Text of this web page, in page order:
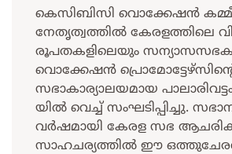
കെസിബിസി വൊക്കേഷൻ
നേതൃത്വത്തിൽ കേരളത്തിലെ
രൂപതകളിലെയും
വൊക്കേഷൻ
സഭാകാര്യാലയമായ
യിൽ വെച്ച് സംഘടിപ്പിച്ചു.
വർഷമായി കേരള സഭ
സാഹചര്യത്തിൽ ഈ